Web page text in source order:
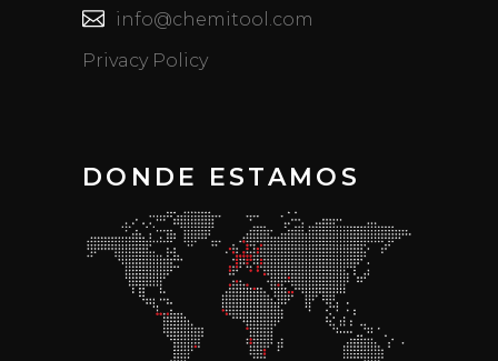
info@chemitool.com
Privacy Policy
DONDE ESTAMOS